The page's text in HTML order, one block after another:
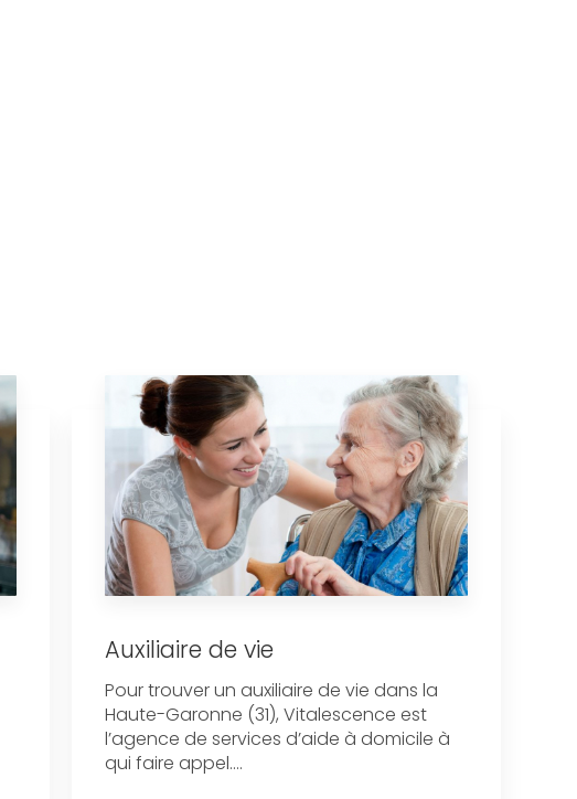
Auxiliaire de vie
Pour trouver un auxiliaire de vie dans la
Haute-Garonne (31), Vitalescence est
l’agence de services d’aide à domicile à
qui faire appel....